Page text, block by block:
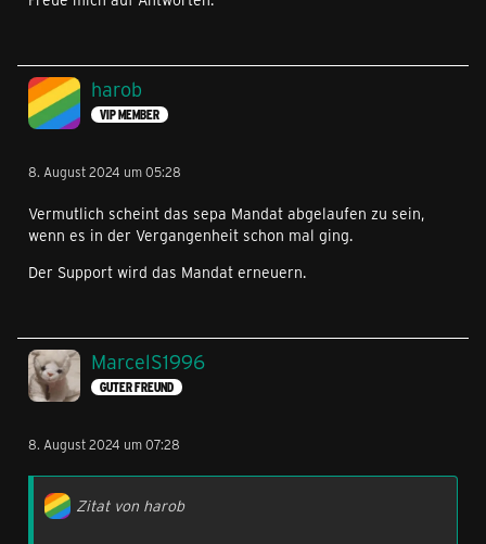
harob
VIP MEMBER
8. August 2024 um 05:28
Vermutlich scheint das sepa Mandat abgelaufen zu sein,
wenn es in der Vergangenheit schon mal ging.
Der Support wird das Mandat erneuern.
MarcelS1996
GUTER FREUND
8. August 2024 um 07:28
Zitat von harob